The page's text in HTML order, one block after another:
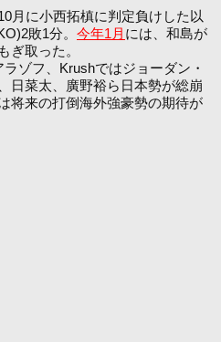
月に小西拓槙に判定負けした以
敗1分。 今年1月 には、和島が
ぎ取った。
ゾフ、Krushではジョーダン・
日菜太、廣野裕ら日本勢が総崩
将来の打倒海外強豪勢の期待が